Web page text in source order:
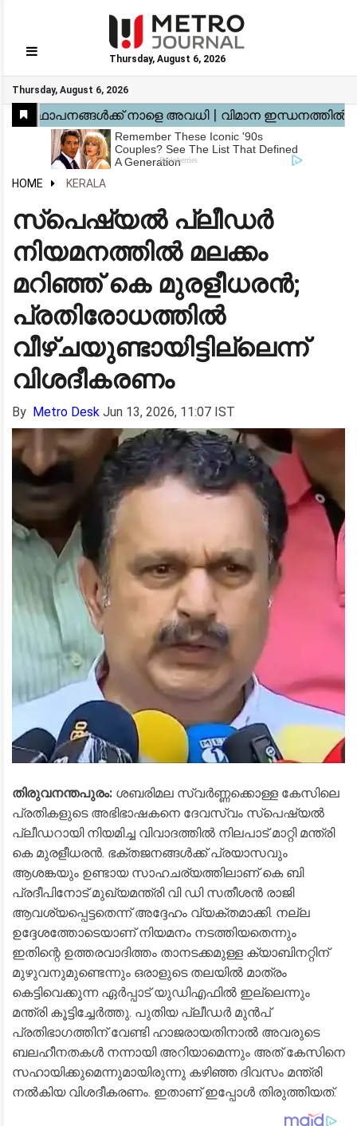
Thursday, August 6, 2026
Thursday, August 6, 2026
GO
Home
Kerala
National
Gulf
World
Sports
Movies
Health
Automobile
Travel
Education
Novel
Business
Technology
Webstory
HOME KERALA
സ്‌പെഷ്യൽ പ്ലീഡർ
നിയമനത്തിൽ മലക്കം
മറിഞ്ഞ് കെ മുരളീധരൻ;
പ്രതിരോധത്തിൽ
വീഴ്ചയുണ്ടായിട്ടില്ലെന്ന്
വിശദീകരണം
By Metro Desk Jun 13, 2026, 11:07 IST
തിരുവനന്തപുരം: ശബരിമല സ്വർണ്ണക്കൊള്ള കേസിലെ
പ്രതികളുടെ അഭിഭാഷകനെ ദേവസ്വം സ്‌പെഷ്യൽ
പ്ലീഡറായി നിയമിച്ച വിവാദത്തിൽ നിലപാട് മാറ്റി മന്ത്രി
കെ മുരളീധരൻ. ഭക്തജനങ്ങൾക്ക് പ്രയാസവും
ആശങ്കയും ഉണ്ടായ സാഹചര്യത്തിലാണ് കെ ബി
പ്രദീപിനോട് മുഖ്യമന്ത്രി വി ഡി സതീശൻ രാജി
ആവശ്യപ്പെട്ടതെന്ന് അദ്ദേഹം വ്യക്തമാക്കി. നല്ല
ഉദ്ദേശത്തോടെയാണ് നിയമനം നടത്തിയതെന്നും
ഇതിന്റെ ഉത്തരവാദിത്തം താനടക്കമുള്ള ക്യാബിനറ്റിന്
മുഴുവനുമുണ്ടെന്നും ഒരാളുടെ തലയിൽ മാത്രം
കെട്ടിവെക്കുന്ന ഏർപ്പാട് യുഡിഎഫിൽ ഇല്ലെന്നും
മന്ത്രി കൂട്ടിച്ചേർത്തു. പുതിയ പ്ലീഡർ മുൻപ്
പ്രതിഭാഗത്തിന് വേണ്ടി ഹാജരായതിനാൽ അവരുടെ
ബലഹീനതകൾ നന്നായി അറിയാമെന്നും അത് കേസിനെ
സഹായിക്കുമെന്നുമായിരുന്നു കഴിഞ്ഞ ദിവസം മന്ത്രി
നൽകിയ വിശദീകരണം. ഇതാണ് ഇപ്പോൾ തിരുത്തിയത്.